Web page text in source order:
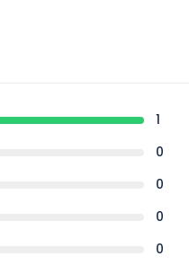
1
0
0
0
0